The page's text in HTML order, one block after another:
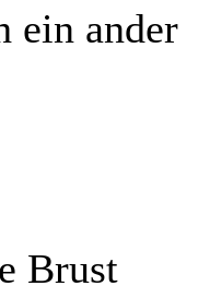
ein ander
Brust